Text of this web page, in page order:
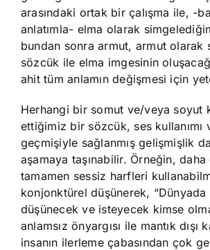
arasındaki ortak bir çalışma ile, -
anlatımla- elma olarak
bundan sonra armut, armut olarak
sözcük ile elma imgesinin
ahit tüm anlamın değişmesi için
Herhangi bir somut ve/veya soyut
ettiğimiz bir sözcük, ses kullanımı
geçmişiyle sağlanmış gelişmişlik
aşamaya taşınabilir. Örneğin,
tamamen sessiz harfleri
konjonktürel düşünerek, “Dünyada
düşünecek ve isteyecek kimse
anlamsız önyargısı ile mantık dışı
insanın ilerleme çabasından çok